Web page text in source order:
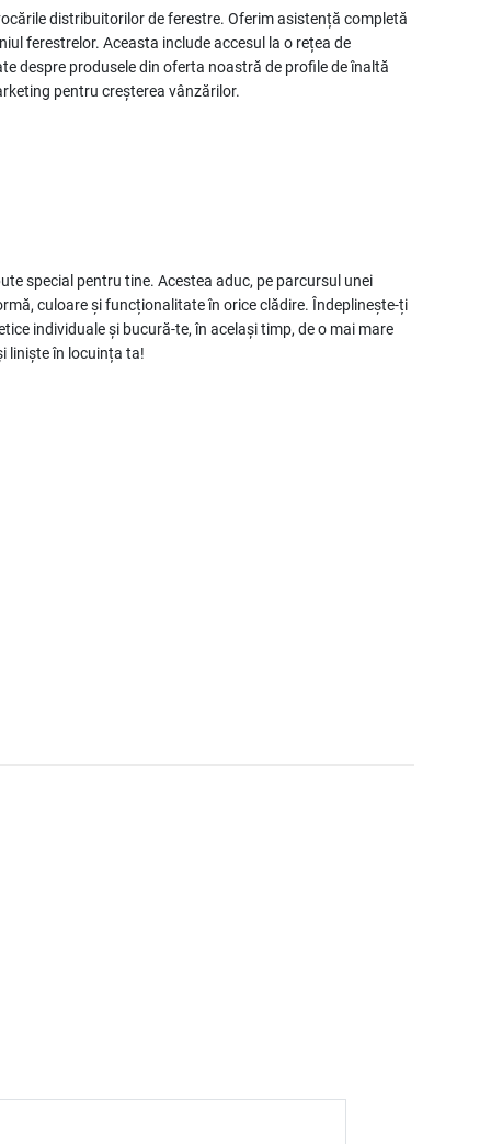
distribuitorilor de ferestre. Oferim asistență completă
ferestrelor. Aceasta include accesul la o rețea de
despre produsele din oferta noastră de profile de înaltă
pentru creșterea vânzărilor.
special pentru tine. Acestea aduc, pe parcursul unei
culoare și funcționalitate în orice clădire. Îndeplinește-ți
individuale și bucură-te, în același timp, de o mai mare
liniște în locuința ta!